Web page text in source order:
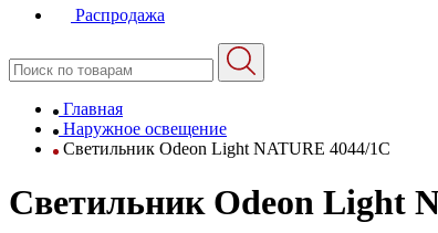
Распродажа
Главная
Наружное освещение
Светильник Odeon Light NATURE 4044/1C
Светильник Odeon Light